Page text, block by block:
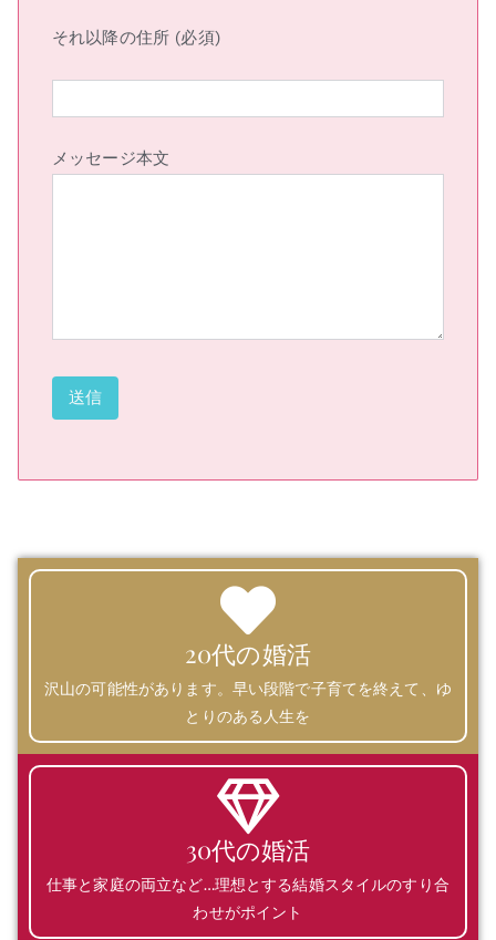
それ以降の住所 (必須)
メッセージ本文
20代の婚活
沢山の可能性があります。早い段階で子育てを終えて、ゆ
とりのある人生を
30代の婚活
仕事と家庭の両立など…理想とする結婚スタイルのすり合
わせがポイント